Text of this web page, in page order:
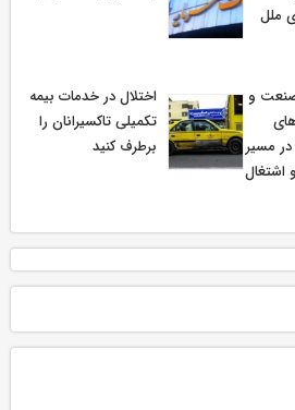
ملل
و
مسیر
اشتغال
اختلال در خدمات بیمه
تکمیلی تاکسیرانان را
برطرف کنید